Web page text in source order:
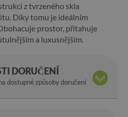
z tvrzeného skla
Díky tomu je ideálním
prostor, přitahuje
a luxusnějším.
DORUČENÍ
dostupné způsoby doručení